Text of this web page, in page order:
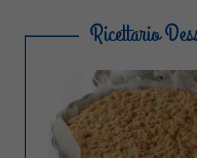
Ricettario